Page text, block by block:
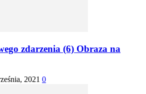
zdarzenia (6) Obraza na
2021 0